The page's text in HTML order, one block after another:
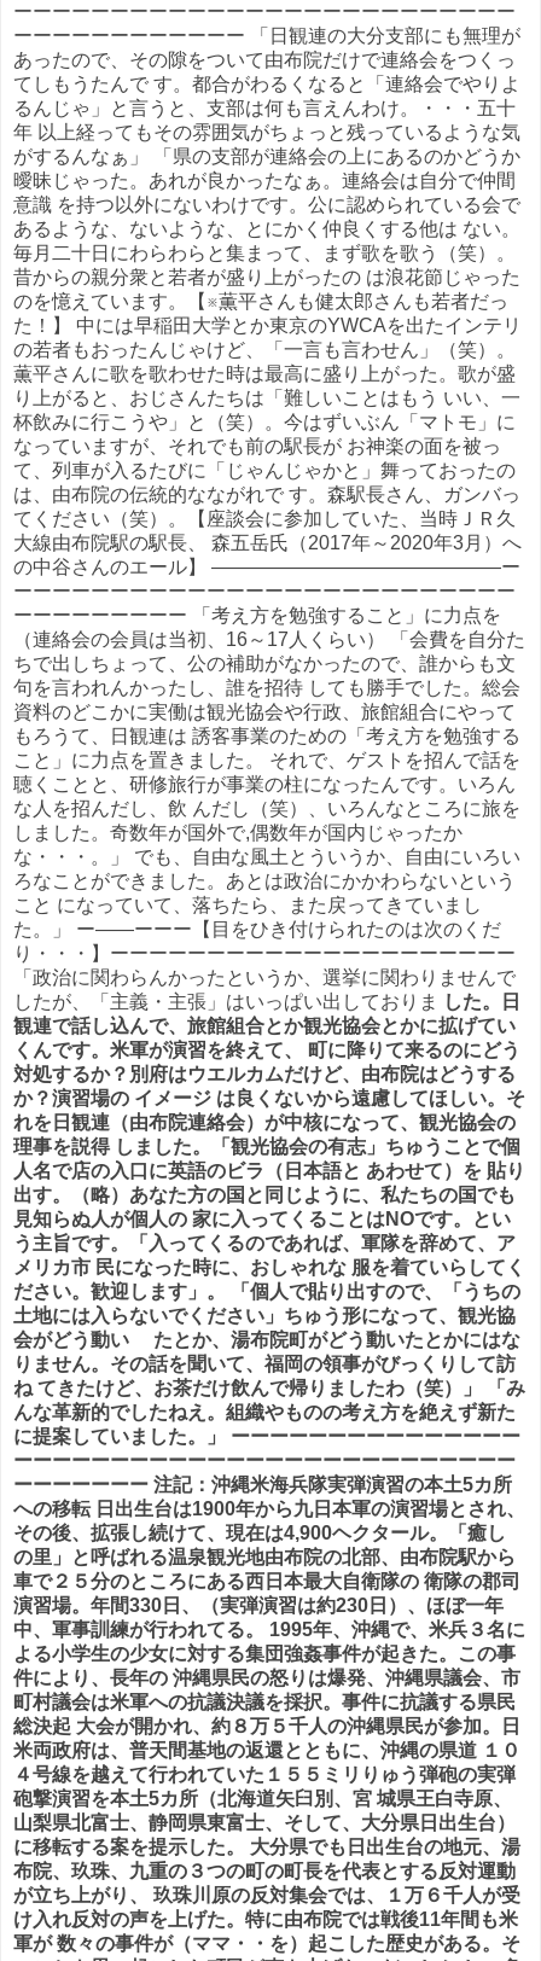
ーーーーーーーーーーーーーーーーーーーーーーーーーー
ーーーーーーーーーーーー 「日観連の大分支部にも無理が
あったので、その隙をついて由布院だけで連絡会をつくっ
てしもうたんで す。都合がわるくなると「連絡会でやりよ
るんじゃ」と言うと、支部は何も言えんわけ。・・・五十
年 以上経ってもその雰囲気がちょっと残っているような気
がするんなぁ」 「県の支部が連絡会の上にあるのかどうか
曖昧じゃった。あれが良かったなぁ。連絡会は自分で仲間
意識 を持つ以外にないわけです。公に認められている会で
あるような、ないような、とにかく仲良くする他は ない。
毎月二十日にわらわらと集まって、まず歌を歌う（笑）。
昔からの親分衆と若者が盛り上がったの は浪花節じゃった
のを憶えています。【※薫平さんも健太郎さんも若者だっ
た！】 中には早稲田大学とか東京のYWCAを出たインテリ
の若者もおったんじゃけど、「一言も言わせん」（笑）。
薫平さんに歌を歌わせた時は最高に盛り上がった。歌が盛
り上がると、おじさんたちは「難しいことはもう いい、一
杯飲みに行こうや」と（笑）。今はずいぶん「マトモ」に
なっていますが、それでも前の駅長が お神楽の面を被っ
て、列車が入るたびに「じゃんじゃかと」舞っておったの
は、由布院の伝統的なながれで す。森駅長さん、ガンバっ
てください（笑）。【座談会に参加していた、当時ＪＲ久
大線由布院駅の駅長、 森五岳氏（2017年～2020年3月）へ
の中谷さんのエール】 ―――――――――――――――ー
ーーーーーーーーーーーーーーーーーーーーーーーーーー
ーーーーーーーーー 「考え方を勉強すること」に力点を
（連絡会の会員は当初、16～17人くらい） 「会費を自分た
ちで出しちょって、公の補助がなかったので、誰からも文
句を言われんかったし、誰を招待 しても勝手でした。総会
資料のどこかに実働は観光協会や行政、旅館組合にやって
もろうて、日観連は 誘客事業のための「考え方を勉強する
こと」に力点を置きました。 それで、ゲストを招んで話を
聴くことと、研修旅行が事業の柱になったんです。いろん
な人を招んだし、飲 んだし（笑）、いろんなところに旅を
しました。奇数年が国外で,偶数年が国内じゃったか
な・・・。」 でも、自由な風土とういうか、自由にいろい
ろなことができました。あとは政治にかかわらないという
こと になっていて、落ちたら、また戻ってきていまし
た。」 ー――ーーー【目をひき付けられたのは次のくだ
り・・・】ーーーーーーーーーーーーーーーーーーーーー
「政治に関わらんかったというか、選挙に関わりませんで
したが、「主義・主張」はいっぱい出しておりま
した。日
観連で話し込んで、旅館組合とか観光協会とかに拡げてい
くんです。 米軍が演習を終えて、 町に降りて来るのにどう
対処するか？別府はウエルカムだけど、由布院はどうする
か？演習場の イメージ は良くないから遠慮してほしい。そ
れを日観連（由布院連絡会）が中核になって、観光協会の
理事を説得 しました。
「観光協会の有志」ちゅうことで個
人名で店の入口に英語のビラ（日本語と あわせて）を 貼り
出す。（略）あなた方の国と同じように、私たちの国でも
見知らぬ人が個人の 家に入ってくることはNOです。とい
う主旨です。「入ってくるのであれば、軍隊を辞めて、ア
メリカ市 民になった時に、おしゃれな 服を着ていらしてく
ださい。歓迎します」。 「個人で貼り出すので、「うちの
土地には入らないでください」ちゅう形になって、観光協
会がどう動い たとか、湯布院町がどう動いたとかにはな
りません。その話を聞いて、福岡の領事がびっくりして訪
ね てきたけど、お茶だけ飲んで帰りましたわ（笑）」 「み
んな革新的でしたねえ。組織やものの考え方を絶えず新た
に提案していました。」 ーーーーーーーーーーーーーーー
ーーーーーーーーーーーーーーーーーーーーーーーーーー
ーーーーーーー 注記： 沖縄米海兵隊実弾演習の本土5カ所
への移転日出生台は1900年から九日本軍の演習場とされ、
その後、拡張し続けて、現在は4,900ヘクタール。「癒し
の里」と呼ばれる温泉観光地由布院の北部、由布院駅から
車で２５分のところにある西日本最大自衛隊の 衛隊の郡司
演習場。年間330日、（実弾演習は約230日）、ほぼ一年
中、軍事訓練が行われてる。 1995年、沖縄で、米兵３名に
よる小学生の少女に対する集団強姦事件が起きた。この事
件により、長年の 沖縄県民の怒りは爆発、沖縄県議会、市
町村議会は米軍への抗議決議を採択。事件に抗議する県民
総決起 大会が開かれ、約８万５千人の沖縄県民が参加。日
米両政府は、普天間基地の返還とともに、沖縄の県道 １０
４号線を越えて行われていた１５５ミリりゅう弾砲の実弾
砲撃演習を本土5カ所（北海道矢臼別、宮 城県王白寺原、
山梨県北富士、静岡県東富士、そして、大分県日出生台）
に移転する案を提示した。 大分県でも日出生台の地元、湯
布院、玖珠、九重の３つの町の町長を代表とする反対運動
が立ち上がり、 玖珠川原の反対集会では、１万６千人が受
け入れ反対の声を上げた。特に由布院では戦後11年間も米
軍が 数々の事件が（ママ・・を）起こした歴史がある。そ